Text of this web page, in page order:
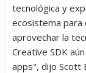
tecnológica y
ecosistema para
aprovechar la
Creative SDK
apps", dijo Scott